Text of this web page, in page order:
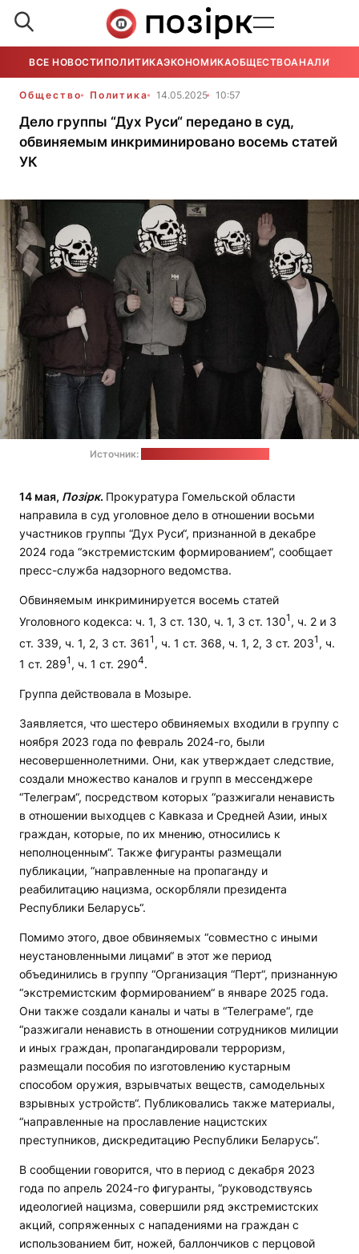
ВСЕ НОВОСТИ ПОЛИТИКАЭКОНОМИКАОБЩЕСТВОАНАЛИТИКА
Общество Политика 14.05.2025 10:57
Дело группы “Дух Руси“ передано в суд,
обвиняемым инкриминировано восемь статей
УК
Источник:
14 мая, Позірк. Прокуратура Гомельской области
направила в суд уголовное дело в отношении восьми
участников группы “Дух Руси“, признанной в декабре
2024 года “экстремистским формированием“, сообщает
пресс-служба надзорного ведомства.
Обвиняемым инкриминируется восемь статей
Уголовного кодекса: ч. 1, 3 ст. 130, ч. 1, 3 ст. 1301 , ч. 2 и 3
ст. 339, ч. 1, 2, 3 ст. 3611 , ч. 1 ст. 368, ч. 1, 2, 3 ст. 2031
, ч.
1 ст. 2891 , ч. 1 ст. 2904.
Группа действовала в Мозыре.
Заявляется, что шестеро обвиняемых входили в группу с
ноября 2023 года по февраль 2024-го, были
несовершеннолетними. Они, как утверждает следствие,
создали множество каналов и групп в мессенджере
“Телеграм“, посредством которых “разжигали ненависть
в отношении выходцев с Кавказа и Средней Азии, иных
граждан, которые, по их мнению, относились к
неполноценным“. Также фигуранты размещали
публикации, “направленные на пропаганду и
реабилитацию нацизма, оскорбляли президента
Республики Беларусь“.
Помимо этого, двое обвиняемых “совместно с иными
неустановленными лицами“ в этот же период
объединились в группу “Организация “Перт“, признанную
“экстремистским формированием“ в январе 2025 года.
Они также создали каналы и чаты в “Телеграме“, где
“разжигали ненависть в отношении сотрудников милиции
и иных граждан, пропагандировали терроризм,
размещали пособия по изготовлению кустарным
способом оружия, взрывчатых веществ, самодельных
взрывных устройств“. Публиковались также материалы,
“направленные на прославление нацистских
преступников, дискредитацию Республики Беларусь“.
В сообщении говорится, что в период с декабря 2023
года по апрель 2024-го фигуранты, “руководствуясь
идеологией нацизма, совершили ряд экстремистских
акций, сопряженных с нападениями на граждан с
использованием бит, ножей, баллончиков с перцовой